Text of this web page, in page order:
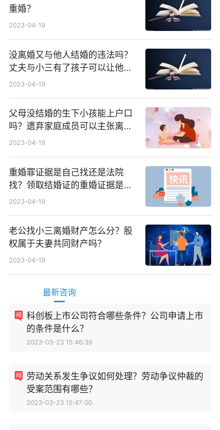
重婚？
2023-04-19
没离婚又与他人结婚的违法吗？
丈夫与小三有了孩子可以让他净
身出户么？
2023-04-19
父母没结婚的生下小孩能上户口
吗？遗弃家庭成员可以主张离婚
损害赔偿吗？
2023-04-19
重婚罪证据是自己找还是法院
找？领取结婚证的重婚证据是怎
样的？
2023-04-19
老公找小三离婚财产怎么分？股
权属于夫妻共同财产吗？
2023-04-19
最新咨询
科创板上市公司符合哪些条件？公司申请上市
的条件是什么？
2023-03-23 15:46:39
劳动关系发生争议如何处理？劳动争议仲裁的
受案范围有哪些？
2023-03-23 15:47:00